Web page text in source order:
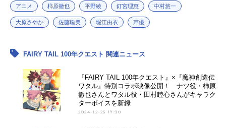
アニメ 柿原徹也 平野綾 釘宮理恵 中村悠一
大原さやか 佐藤聡美 堀江由衣 声優
FAIRY TAIL 100年クエスト 関連ニュース
『FAIRY TAIL 100年クエスト』×『魔神創造伝
ワタル』特別コラボ映像公開！ ナツ役・柿原
徹也さんとワタル役・田村睦心さんがキャラク
ターボイスを新録
2024-12-25 17:30